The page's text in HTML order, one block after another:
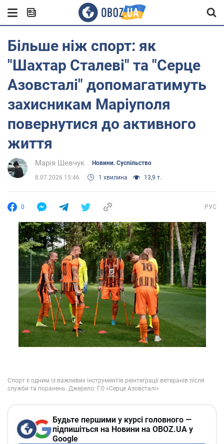
Більше ніж спорт: як
"Шахтар Сталеві" та "Серце
Азовсталі" допомагатимуть
захисникам Маріуполя
повернутися до активного
життя
Марія Шевчук Новини. Суспільство
8.07.2026 15:46 1 хвилина 13,9 т.
0 РУС
Будьте першими у курсі головного —
підпишіться на Новини на OBOZ.UA у
Google